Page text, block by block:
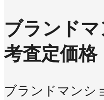
ブランド
考査定価格
ブランドマンシ